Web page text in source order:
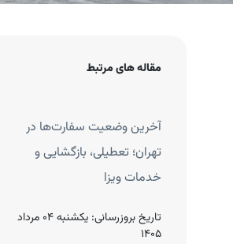
مقاله های مرتبط
آخرین وضعیت سفارت‌ها در
تهران؛ تعطیلی، بازگشایی و
خدمات ویزا
تاریخ بروزرسانی:
یکشنبه 04 مرداد
1405